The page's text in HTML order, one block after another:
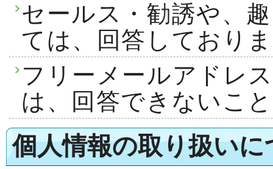
セールス・勧誘や、
ては、回答しており
フリーメールアドレ
は、回答できないこ
個人情報の取り扱いに